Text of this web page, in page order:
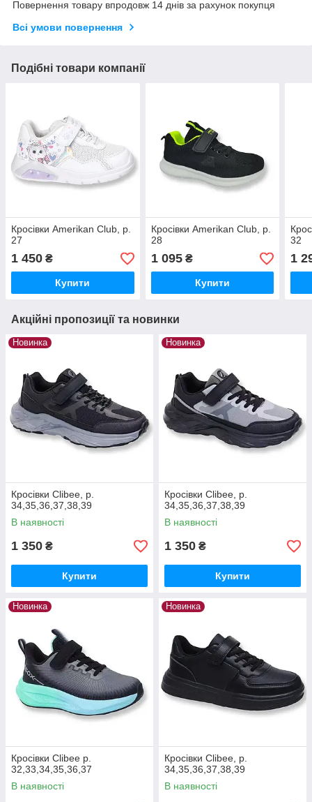
Повернення товару впродовж 14 днів за рахунок покупця
Всі умови повернення
Подібні товари компанії
Кросівки Amerikan Club, р.
27
1 450 ₴
Купити
Кросівки Amerikan Club, р.
28
1 095₴
Купити
32
1
Акційні пропозиції та новинки
Новинка
Кросівки Clibee, р.
34,35,36,37,38,39
В наявності
1 350 ₴
Купити
Новинка
Кросівки Clibee, р.
34,35,36,37,38,39
В наявності
1 350 ₴
Купити
Новинка
Кросівки Clibee р.
32,33,34,35,36,37
В наявності
Новинка
Кросівки Clibee, р.
34,35,36,37,38,39
В наявності